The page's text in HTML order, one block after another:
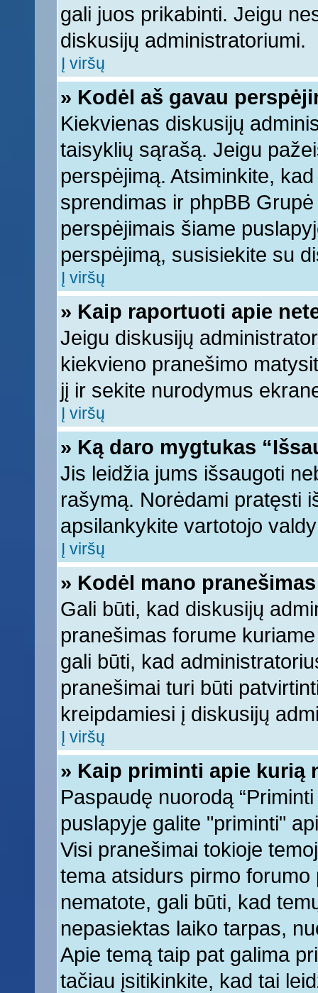
gali juos prikabinti. Jeigu
diskusijų administratoriumi.
Į viršų
» Kodėl aš gavau
Kiekvienas diskusijų
taisyklių sąrašą. Jeigu
perspėjimą. Atsiminkite,
sprendimas ir phpBB
perspėjimais šiame
perspėjimą, susisiekite su
Į viršų
» Kaip raportuoti apie
Jeigu diskusijų
kiekvieno pranešimo
jį ir sekite nurodymus
Į viršų
» Ką daro mygtukas
Jis leidžia jums išsaugoti
rašymą. Norėdami pratęsti
apsilankykite vartotojo
Į viršų
» Kodėl mano
Gali būti, kad diskusijų
pranešimas forume
gali būti, kad
pranešimai turi būti
kreipdamiesi į diskusijų
Į viršų
» Kaip priminti apie kurią
Paspaudę nuorodą
puslapyje galite "priminti"
Visi pranešimai tokioje
tema atsidurs pirmo
nematote, gali būti, kad
nepasiektas laiko tarpas,
Apie temą taip pat galima
tačiau įsitikinkite, kad tai